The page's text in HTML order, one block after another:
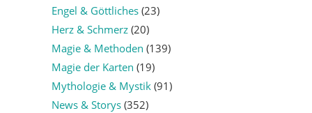
Engel & Göttliches(23)
Herz & Schmerz(20)
Magie & Methoden (139)
Magie der Karten (19)
Mythologie & Mystik(91)
News & Storys(352)